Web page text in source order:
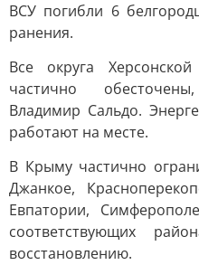
ВСУ погибли 6
ранения.
Все округа
частично
Владимир Сальдо.
работают на месте.
В Крыму частично
Джанкое,
Евпатории,
соответствующих
восстановлению.